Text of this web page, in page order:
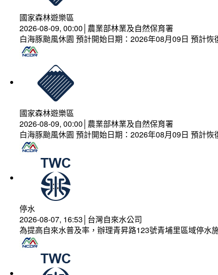
國家森林遊樂區
2026-08-09, 00:00│農業部林業及自然保育署
白海豚颱風休園 預計開始日期：2026年08月09日 預計
國家森林遊樂區
2026-08-09, 00:00│農業部林業及自然保育署
白海豚颱風休園 預計開始日期：2026年08月09日 預計
停水
2026-08-07, 16:53│台灣自來水公司
為提高自來水普及率，辦理青昇路123號青埔里區域停水